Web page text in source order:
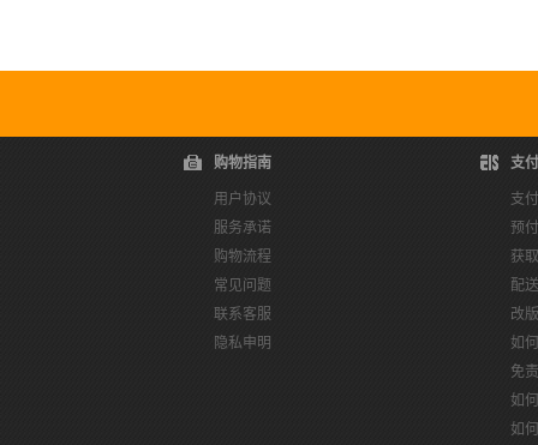
购物指南
用户协议
服务承诺
购物流程
常见问题
联系客服
隐私申明
支
支
预
获
配
改
如
免
如
如